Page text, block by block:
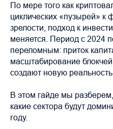
По мере того как
циклических «пузырей» к
зрелости, подход к
меняется. Период с 2024
переломным: приток
масштабирование
создают новую реальность.
В этом гайде мы
какие сектора будут
году.